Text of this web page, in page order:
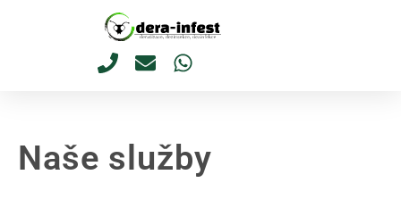
Naše služby